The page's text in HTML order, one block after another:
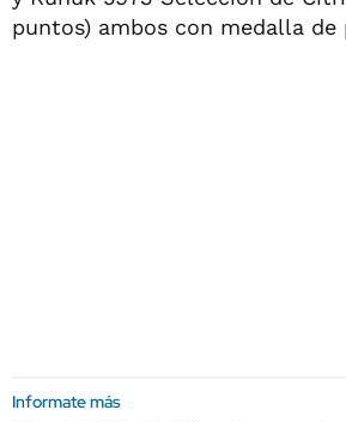
puntos) ambos con medalla de
Informate más